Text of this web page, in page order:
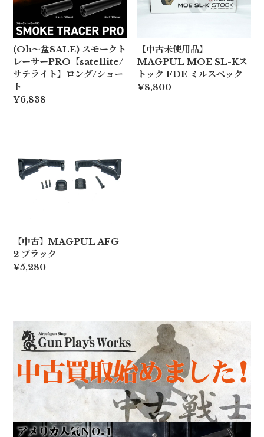
(Oh〜盆SALE) スモークト
レーサーPRO【satellite/
サテライト】ロング/ショー
ト
¥6,838
【中古未使用品】
MAGPUL MOE SL-Kス
トック FDE ミルスペック
¥8,800
【中古】MAGPUL AFG-
2 ブラック
¥5,280